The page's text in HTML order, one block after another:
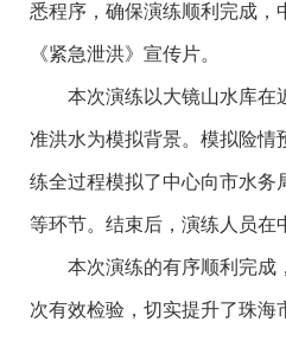
悉程序，确保演练顺利完成，
《紧急泄洪》宣传片。
本次演练以大镜山水库在近
准洪水为模拟背景。模拟险情
练全过程模拟了中心向市水务
等环节。结束后，演练人员在
本次演练的有序顺利完成，
次有效检验，切实提升了珠海